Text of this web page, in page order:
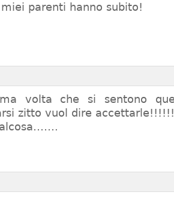
parenti hanno subito!
volta che si sentono
zitto vuol dire accettarle!!!!!!